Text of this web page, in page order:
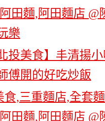
投美食】丰清揚小
傅開的好吃炒飯